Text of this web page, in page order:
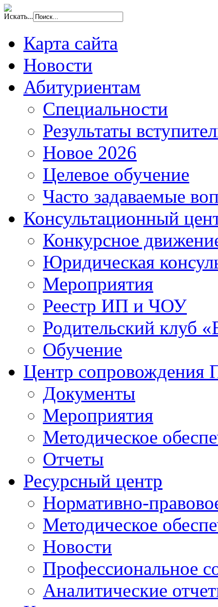
Искать...
Карта сайта
Новости
Абитуриентам
Специальности
Результаты
Новое 2026
Целевое обучение
Часто задаваемые
Консультационный
Конкурсное
Юридическая
Мероприятия
Реестр ИП и ЧОУ
Родительский клуб
Обучение
Центр сопровождения
Документы
Мероприятия
Методическое
Отчеты
Ресурсный центр
Нормативно-
Методическое
Новости
Профессиональное
Аналитические